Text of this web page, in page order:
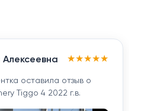
Алексеевна ★★★★★
оставила отзыв о
Tiggo 4 2022 г.в.